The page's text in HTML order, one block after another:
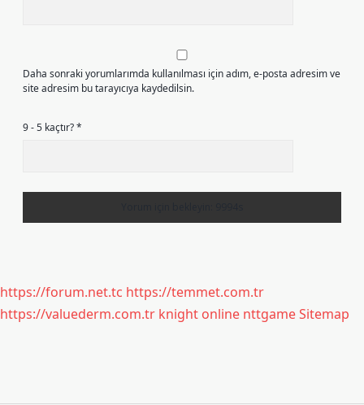
Daha sonraki yorumlarımda kullanılması için adım, e-posta adresim ve
site adresim bu tarayıcıya kaydedilsin.
9 - 5 kaçtır?*
https://forum.net.tc https://temmet.com.tr
https://valuederm.com.tr knight online nttgameSitemap